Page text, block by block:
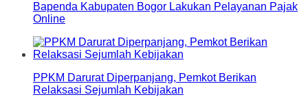
Bapenda Kabupaten Bogor Lakukan Pelayanan Pajak
Online
PPKM Darurat Diperpanjang, Pemkot Berikan
Relaksasi Sejumlah Kebijakan